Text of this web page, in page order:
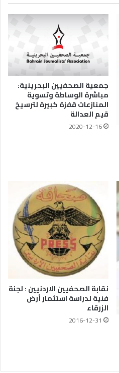
جمعية الصحفيين البحرينية:
مباشرة الوساطة وتسوية
المنازعات قفزة كبيرة لترسيخ
قيم العدالة
2020-12-16
نقابة الصحفيين الاردنيين : لجنة
فنية لدراسة استثمار أرض
الزرقاء
2016-12-31